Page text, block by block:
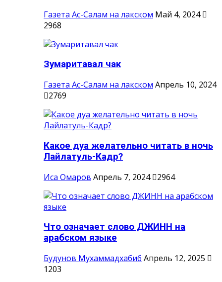
Газета Ас-Салам на лакском Май 4, 2024
2968
Зумаритавал чак
Газета Ас-Салам на лакском Апрель 10, 2024
2769
Какое дуа желательно читать в ночь
Лайлатуль-Кадр?
Иса Омаров Апрель 7, 2024 2964
Что означает слово ДЖИНН на
арабском языке
Будунов Мухаммадхабиб Апрель 12, 2025
1203